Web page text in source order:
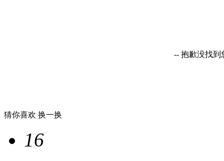
-- 抱歉没找到
猜你喜欢 换一换
16